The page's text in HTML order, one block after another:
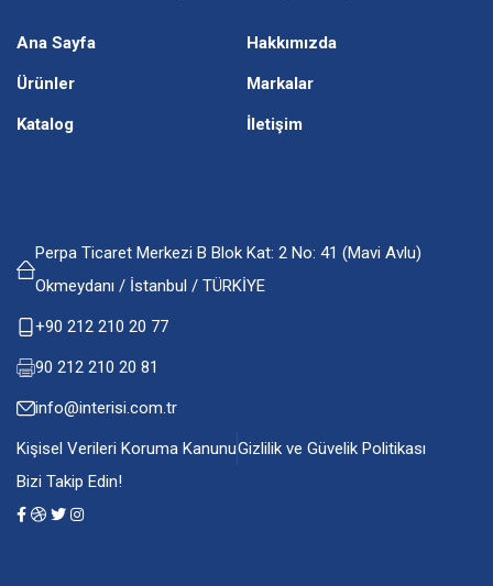
Ana Sayfa Hakkımızda
Ürünler Markalar
Katalog İletişim
Perpa Ticaret Merkezi B Blok Kat: 2 No: 41 (Mavi Avlu)
Okmeydanı / İstanbul / TÜRKİYE
+90 212 210 20 77
90 212 210 20 81
info@interisi.com.tr
Kişisel Verileri Koruma KanunuGizlilik ve Güvelik Politikası
Bizi Takip Edin!